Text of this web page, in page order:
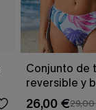
Conjunto de
reversible y
Escaping
26,00 €